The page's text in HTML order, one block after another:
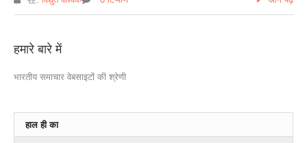
हमारे बारे में
भारतीय समाचार वेबसाइटों की श्रेणी
हाल ही का